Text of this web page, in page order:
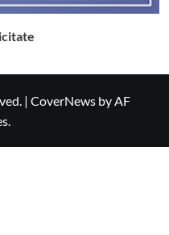
| CoverNews by AF